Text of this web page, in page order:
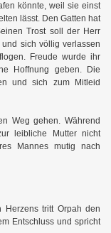
könnte, weil sie einst
lässt. Den Gatten hat
Trost soll der Herr
sich völlig verlassen
Freude wurde ihr
Hoffnung geben. Die
und sich zum Mitleid
Weg gehen. Während
leibliche Mutter nicht
Mannes mutig nach
Herzens tritt Orpah den
Entschluss und spricht